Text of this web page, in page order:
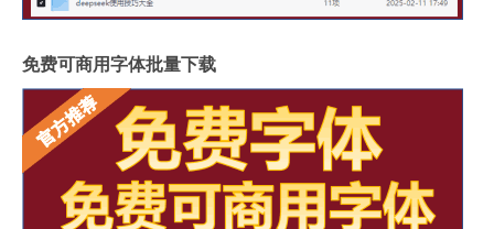
免费可商用字体批量下载